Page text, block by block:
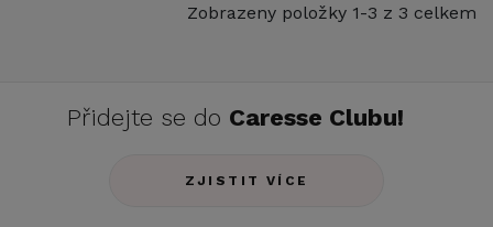
Zobrazeny položky 1-3 z 3 celkem
Přidejte se do Caresse Clubu!
ZJISTIT VÍCE